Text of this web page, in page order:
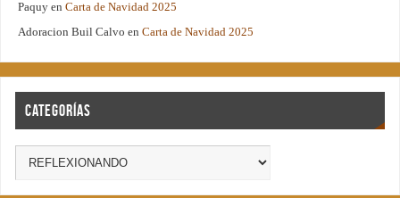
Paquy enCarta de Navidad 2025
Adoracion Buil Calvo enCarta de Navidad 2025
Categorías